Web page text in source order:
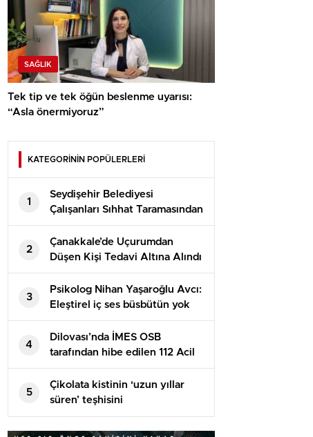
SAĞLIK
Tek tip ve tek öğün beslenme uyarısı:
“Asla önermiyoruz”
KATEGORİNİN POPÜLERLERİ
1
Seydişehir Belediyesi
Çalışanları Sıhhat Taramasından
Geçti
2
Çanakkale’de Uçurumdan
Düşen Kişi Tedavi Altına Alındı
3
Psikolog Nihan Yaşaroğlu Avcı:
Eleştirel iç ses büsbütün yok
edilemez
4
Dilovası’nda İMES OSB
tarafından hibe edilen 112 Acil
Sıhhat Hizmetleri İstasyonu
açıldı
5
Çikolata kistinin ‘uzun yıllar
süren’ teşhisini
hızlandırabilecek buluş